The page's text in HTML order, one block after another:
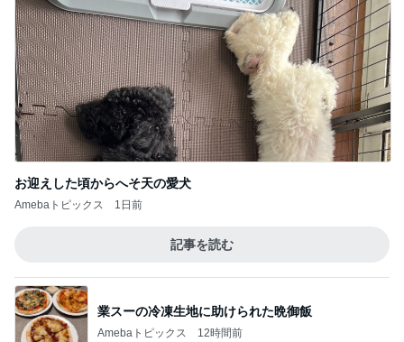
お迎えした頃からへそ天の愛犬
Amebaトピックス 1日前
記事を読む
業スーの冷凍生地に助けられた晩御飯
Amebaトピックス 12時間前